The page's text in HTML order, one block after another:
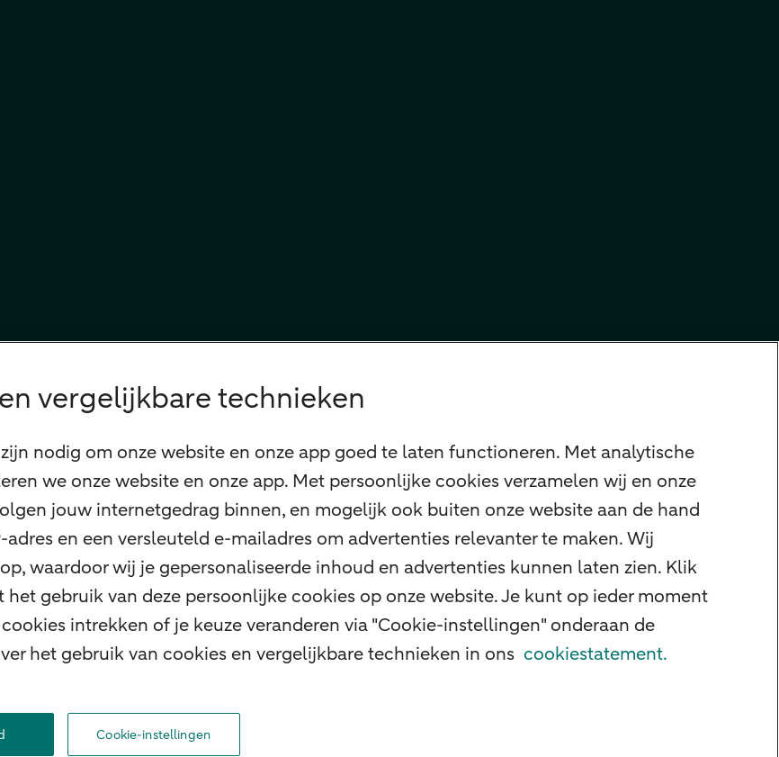
vergelijkbare technieken
nodig om onze website en onze app goed te laten functioneren. Met analytische
we onze website en onze app. Met persoonlijke cookies verzamelen wij en onze
jouw internetgedrag binnen, en mogelijk ook buiten onze website aan de hand
en een versleuteld e-mailadres om advertenties relevanter te maken. Wij
waardoor wij je gepersonaliseerde inhoud en advertenties kunnen laten zien. Klik
gebruik van deze persoonlijke cookies op onze website. Je kunt op ieder moment
intrekken of je keuze veranderen via "Cookie-instellingen" onderaan de
het gebruik van cookies en vergelijkbare technieken in ons cookiestatement.
Cookie-instellingen